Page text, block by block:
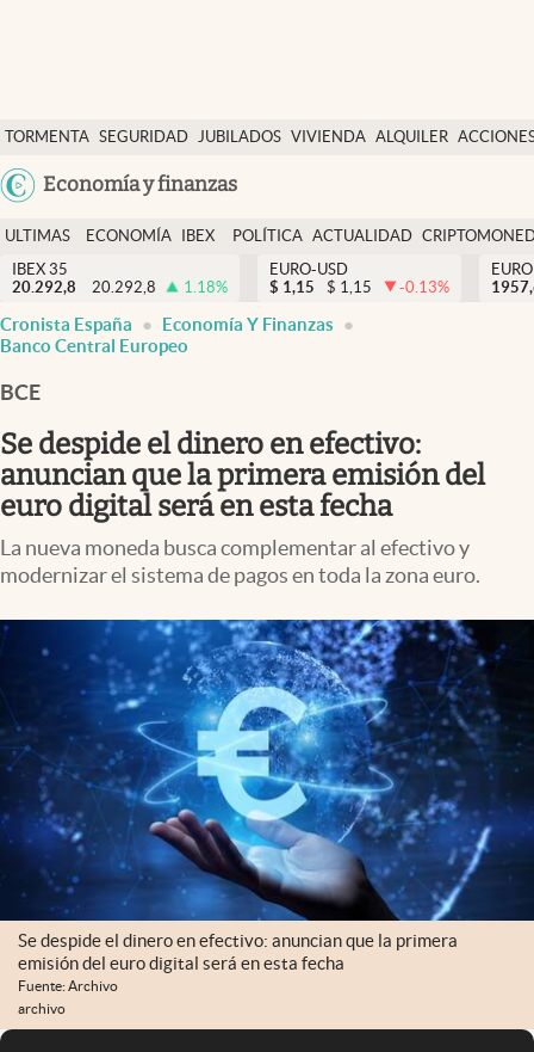
TORMENTA SEGURIDAD JUBILADOS VIVIENDA ALQUILER
Economía y finanzas
Economía y finanzas
Política
Actualidad
Criptomonedas
España
ULTIMAS
NOTICIAS
ECONOMÍA
FINANZAS
IBEX
EURO
POLÍTICA ACTUALIDAD
IBEX 35
20.292,8
20.292,8 1.18%
EURO-USD
$ 1,15 $ 1,15 -0.13%
Cronista España
Economía Y Finanzas
Banco Central Europeo
BCE
Se despide el dinero en efectivo:
anuncian que la primera emisión del
euro digital será en esta fecha
La nueva moneda busca complementar al efectivo y
modernizar el sistema de pagos en toda la zona euro.
Se despide el dinero en efectivo: anuncian que la primera
emisión del euro digital será en esta fecha
Fuente: Archivo
archivo